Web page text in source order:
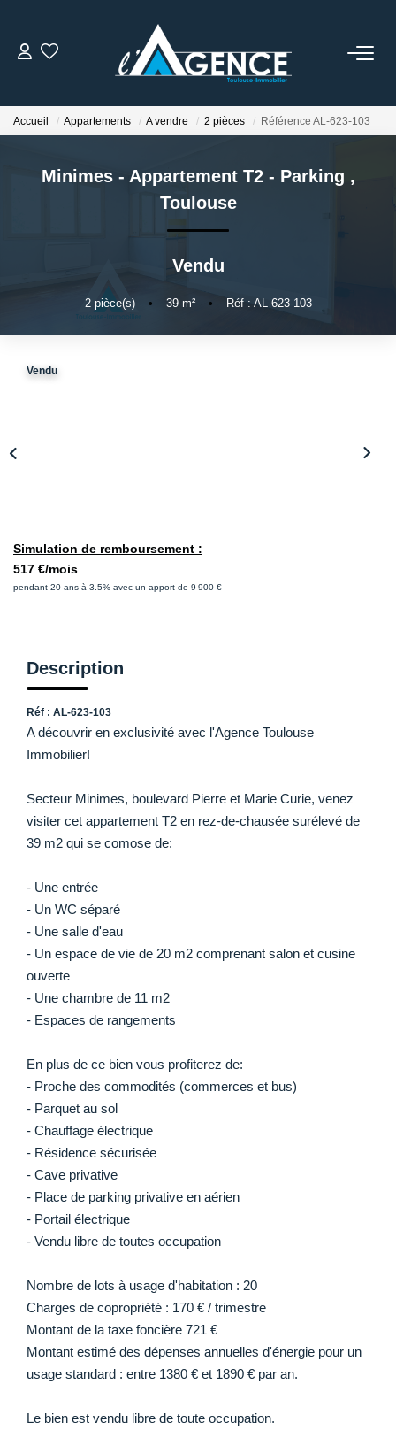
Qui Sommes Nous
NOS OFFRES
NOS BIENS VENDUS
Accueil Appartements A vendre 2 pièces Référence AL-623-103
Minimes - Appartement T2 - Parking ,
Toulouse
Vendu
2pièce(s) • 39m² • Réf : AL-623-103
Vendu
Simulation de remboursement :
517 €/mois
pendant 20 ans à 3.5% avec un apport de 9 900 €
Description
Réf : AL-623-103
A découvrir en exclusivité avec l'Agence Toulouse
Immobilier!
Secteur Minimes, boulevard Pierre et Marie Curie, venez
visiter cet appartement T2 en rez-de-chausée surélevé de
39 m2 qui se comose de:
- Une entrée
- Un WC séparé
- Une salle d'eau
- Un espace de vie de 20 m2 comprenant salon et cusine
ouverte
- Une chambre de 11 m2
- Espaces de rangements
En plus de ce bien vous profiterez de:
- Proche des commodités (commerces et bus)
- Parquet au sol
- Chauffage électrique
- Résidence sécurisée
- Cave privative
- Place de parking privative en aérien
- Portail électrique
- Vendu libre de toutes occupation
Nombre de lots à usage d'habitation : 20
Charges de copropriété : 170 € / trimestre
Montant de la taxe foncière 721 €
Montant estimé des dépenses annuelles d'énergie pour un
usage standard : entre 1380 € et 1890 € par an.
Le bien est vendu libre de toute occupation.